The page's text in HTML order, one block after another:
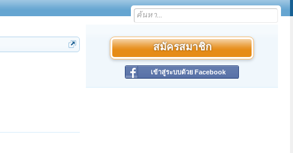
สมัครสมาชิก
เข้าสู่ระบบด้วย Facebook